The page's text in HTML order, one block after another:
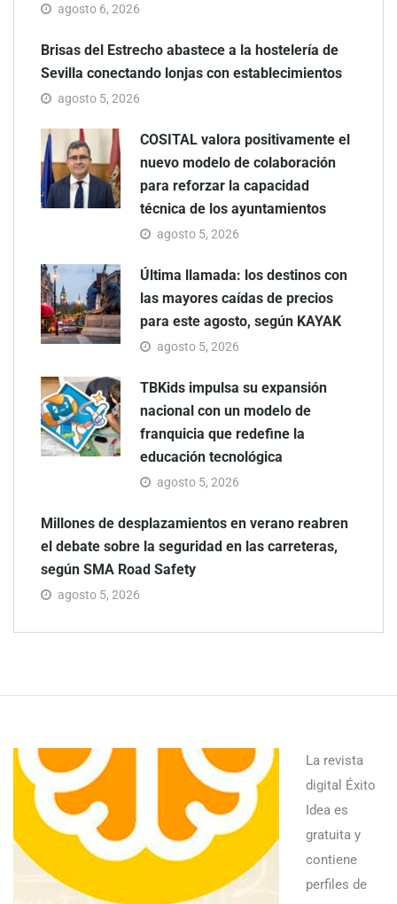
agosto 6, 2026
Brisas del Estrecho abastece a la hostelería de
Sevilla conectando lonjas con establecimientos
agosto 5, 2026
COSITAL valora positivamente el
nuevo modelo de colaboración
para reforzar la capacidad
técnica de los ayuntamientos
agosto 5, 2026
Última llamada: los destinos con
las mayores caídas de precios
para este agosto, según KAYAK
agosto 5, 2026
TBKids impulsa su expansión
nacional con un modelo de
franquicia que redefine la
educación tecnológica
agosto 5, 2026
Millones de desplazamientos en verano reabren
el debate sobre la seguridad en las carreteras,
según SMA Road Safety
agosto 5, 2026
La revista
digital Éxito
Idea es
gratuita y
contiene
perfiles de